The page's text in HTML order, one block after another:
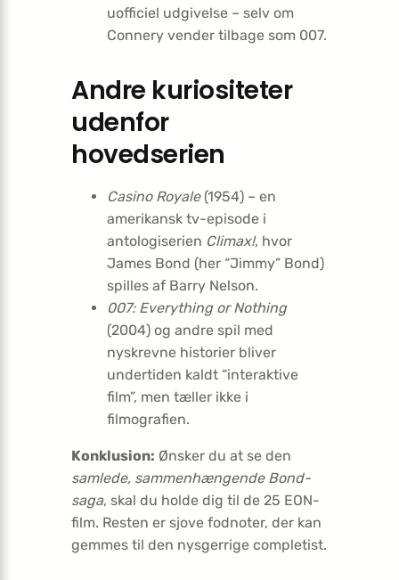
uofficiel udgivelse – selv om
Connery vender tilbage som 007.
Andre kuriositeter
udenfor
hovedserien
Casino Royale(1954) – en
amerikansk tv-episode i
antologiserien Climax!, hvor
James Bond (her “Jimmy” Bond)
spilles af Barry Nelson.
007: Everything or Nothing
(2004) og andre spil med
nyskrevne historier bliver
undertiden kaldt “interaktive
film”, men tæller ikke i
filmografien.
Konklusion: Ønsker du at se den
samlede, sammenhængende Bond-
saga, skal du holde dig til de 25 EON-
film. Resten er sjove fodnoter, der kan
gemmes til den nysgerrige completist.